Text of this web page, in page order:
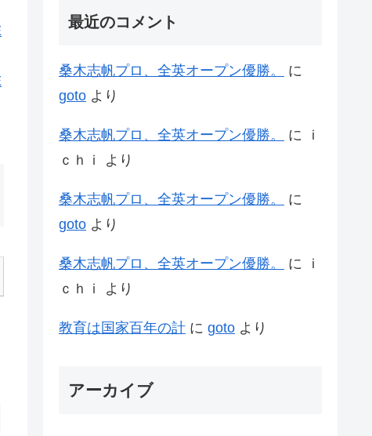
最近のコメント
桑木志帆プロ、全英オープン優勝。
に
goto より
桑木志帆プロ、全英オープン優勝。 に
ｉ
ｃｈｉ
より
桑木志帆プロ、全英オープン優勝。
に
goto より
桑木志帆プロ、全英オープン優勝。 に
ｉ
ｃｈｉ
より
教育は国家百年の計 に goto より
アーカイブ